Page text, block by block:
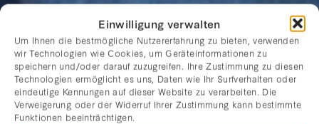
Einwilligung verwalten
Um Ihnen die bestmögliche Nutzererfahrung zu bieten, verwenden
wir Technologien wie Cookies, um Geräteinformationen zu
speichern und/oder darauf zuzugreifen. Ihre Zustimmung zu diesen
Technologien ermöglicht es uns, Daten wie Ihr Surfverhalten oder
eindeutige Kennungen auf dieser Website zu verarbeiten. Die
Verweigerung oder der Widerruf Ihrer Zustimmung kann bestimmte
Funktionen beeinträchtigen.